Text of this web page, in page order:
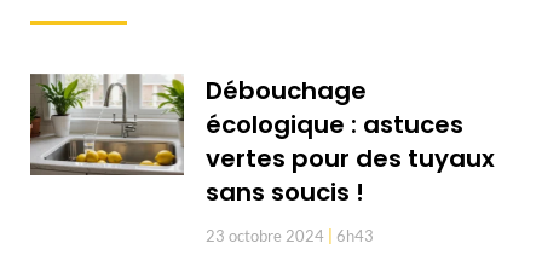
Débouchage
écologique : astuces
vertes pour des tuyaux
sans soucis !
23 octobre 2024 6h43